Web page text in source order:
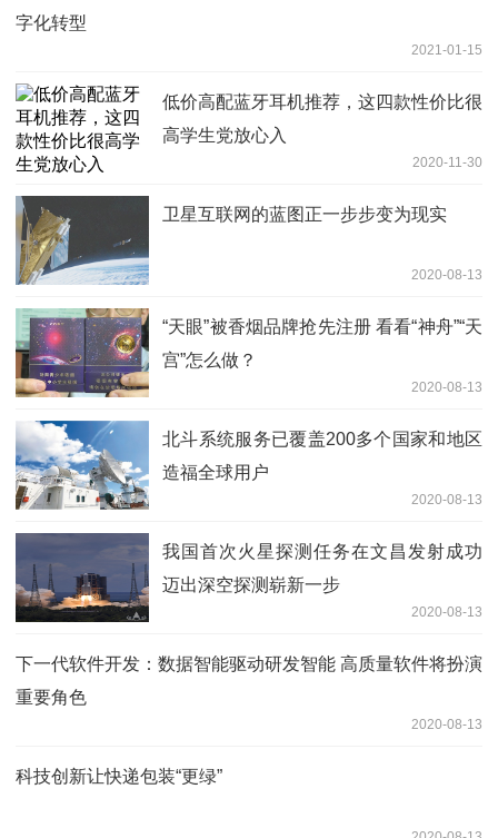
字化转型
2021-01-15
低价高配蓝牙耳机推荐，这四款性价比很
高学生党放心入
2020-11-30
卫星互联网的蓝图正一步步变为现实
2020-08-13
“天眼”被香烟品牌抢先注册 看看“神舟”“天
宫”怎么做？
2020-08-13
北斗系统服务已覆盖200多个国家和地区
造福全球用户
2020-08-13
我国首次火星探测任务在文昌发射成功
迈出深空探测崭新一步
2020-08-13
下一代软件开发：数据智能驱动研发智能 高质量软件将扮演
重要角色
2020-08-13
科技创新让快递包装“更绿”